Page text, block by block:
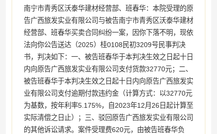
南宁市青秀区沃泰华建材经营部、班春华：本院受理的原
告广西旅发实业有限公司与被告南宁市青秀区沃泰华建材
经营部、班春华买卖合同纠纷一案，因你下落不明，现依
法向你公告送达（2025）桂0108民初3209号民事判决
书，判决如下：一、被告班春华于本判决生效之日起十日
内向原告广西旅发实业有限公司支付货款32770元；二、
被告班春华于本判决生效之日起十日内向原告广西旅发实
业有限公司支付逾期付款违约金（计算方式：以32770元
为基数，按年利率5.175%，自2023年12月26日起计算至
实际清偿之日止）；三、驳回原告广西旅发实业有限公司
的其他诉讼请求。案件受理费620元，由被告班春华负